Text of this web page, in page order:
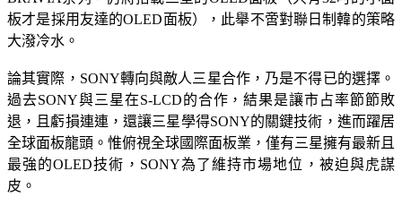
板才是採用友達的OLED面板），此舉不啻對聯日制韓的策略
大潑冷水。
論其實際，SONY轉向與敵人三星合作，乃是不得已的選擇。
過去SONY與三星在S-LCD的合作，結果是讓市占率節節敗
退，且虧損連連，還讓三星學得SONY的關鍵技術，進而躍居
全球面板龍頭。惟俯視全球國際面板業，僅有三星擁有最新且
最強的OLED技術，SONY為了維持市場地位，被迫與虎謀
皮。